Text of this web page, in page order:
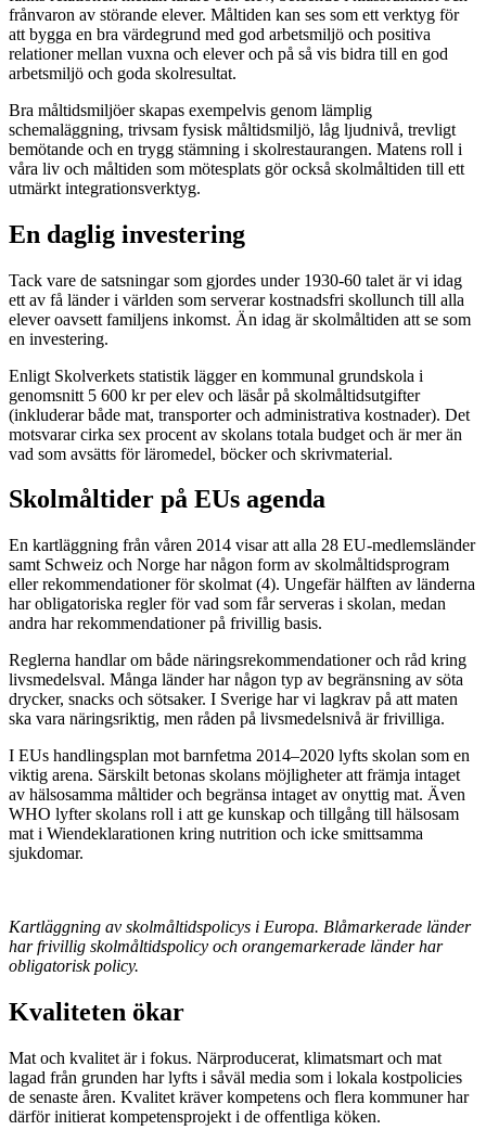
frånvaron av störande elever. Måltiden kan ses som ett verktyg för
att bygga en bra värdegrund med god arbetsmiljö och positiva
relationer mellan vuxna och elever och på så vis bidra till en god
arbetsmiljö och goda skolresultat.
Bra måltidsmiljöer skapas exempelvis genom lämplig
schemaläggning, trivsam fysisk måltidsmiljö, låg ljudnivå, trevligt
bemötande och en trygg stämning i skolrestaurangen. Matens roll i
våra liv och måltiden som mötesplats gör också skolmåltiden till ett
utmärkt integrationsverktyg.
En daglig investering
Tack vare de satsningar som gjordes under 1930-60 talet är vi idag
ett av få länder i världen som serverar kostnadsfri skollunch till alla
elever oavsett familjens inkomst. Än idag är skolmåltiden att se som
en investering.
Enligt Skolverkets statistik lägger en kommunal grundskola i
genomsnitt 5 600 kr per elev och läsår på skolmåltidsutgifter
(inkluderar både mat, transporter och administrativa kostnader). Det
motsvarar cirka sex procent av skolans totala budget och är mer än
vad som avsätts för läromedel, böcker och skrivmaterial.
Skolmåltider på EUs agenda
En kartläggning från våren 2014 visar att alla 28 EU-medlemsländer
samt Schweiz och Norge har någon form av skolmåltidsprogram
eller rekommendationer för skolmat (4). Ungefär hälften av länderna
har obligatoriska regler för vad som får serveras i skolan, medan
andra har rekommendationer på frivillig basis.
Reglerna handlar om både näringsrekommendationer och råd kring
livsmedelsval. Många länder har någon typ av begränsning av söta
drycker, snacks och sötsaker. I Sverige har vi lagkrav på att maten
ska vara näringsriktig, men råden på livsmedelsnivå är frivilliga.
I EUs handlingsplan mot barnfetma 2014–2020 lyfts skolan som en
viktig arena. Särskilt betonas skolans möjligheter att främja intaget
av hälsosamma måltider och begränsa intaget av onyttig mat. Även
WHO lyfter skolans roll i att ge kunskap och tillgång till hälsosam
mat i Wiendeklarationen kring nutrition och icke smittsamma
sjukdomar.
Kartläggning av skolmåltidspolicys i Europa. Blåmarkerade länder
har frivillig skolmåltidspolicy och orangemarkerade länder har
obligatorisk policy.
Kvaliteten ökar
Mat och kvalitet är i fokus. Närproducerat, klimatsmart och mat
lagad från grunden har lyfts i såväl media som i lokala kostpolicies
de senaste åren. Kvalitet kräver kompetens och flera kommuner har
därför initierat kompetensprojekt i de offentliga köken.